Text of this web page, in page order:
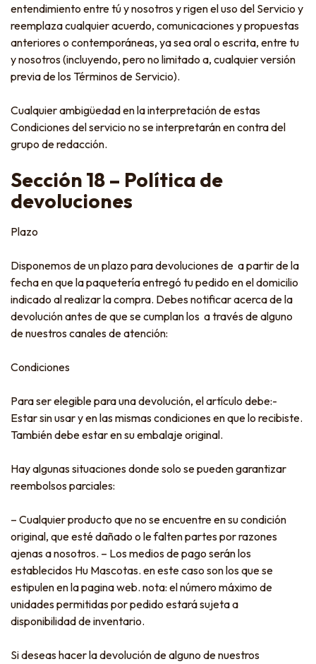
entendimiento entre tú y nosotros y rigen el uso del Servicio y
reemplaza cualquier acuerdo, comunicaciones y propuestas
anteriores o contemporáneas, ya sea oral o escrita, entre tu
y nosotros (incluyendo, pero no limitado a, cualquier versión
previa de los Términos de Servicio).
Cualquier ambigüedad en la interpretación de estas
Condiciones del servicio no se interpretarán en contra del
grupo de redacción.
Sección 18 – Política de
devoluciones
Plazo
Disponemos de un plazo para devoluciones de a partir de la
fecha en que la paquetería entregó tu pedido en el domicilio
indicado al realizar la compra. Debes notificar acerca de la
devolución antes de que se cumplan los a través de alguno
de nuestros canales de atención:
Condiciones
Para ser elegible para una devolución, el artículo debe:-
Estar sin usar y en las mismas condiciones en que lo recibiste.
También debe estar en su embalaje original.
Hay algunas situaciones donde solo se pueden garantizar
reembolsos parciales:
– Cualquier producto que no se encuentre en su condición
original, que esté dañado o le falten partes por razones
ajenas a nosotros. – Los medios de pago serán los
establecidos Hu Mascotas. en este caso son los que se
estipulen en la pagina web. nota: el número máximo de
unidades permitidas por pedido estará sujeta a
disponibilidad de inventario.
Si deseas hacer la devolución de alguno de nuestros